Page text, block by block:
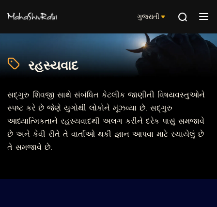
ગુજરાતી
રહસ્યવાદ
સદ્‍ગુરુ શિવજી સાથે સંબંધિત કેટલીક જાણીતી વિષયવસ્તુઓને
સ્પષ્ટ કરે છે જેણે યુગોથી લોકોને મૂંઝવ્યા છે. સદ્‍ગુરુ
આધ્યાત્મિકતાને રહસ્યવાદથી અલગ કરીને દરેક પાસું સમજાવે
છે અને કેવી રીતે તે વાર્તાઓ થકી જ્ઞાન આપવા માટે રચાયેલું છે
તે સમજાવે છે.